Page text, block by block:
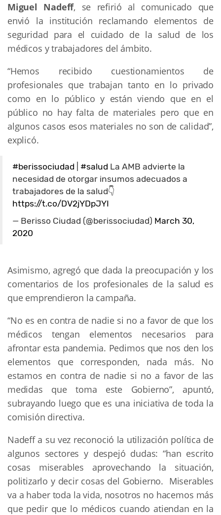
Miguel Nadeff, se refirió al comunicado que
envió la institución reclamando elementos de
seguridad para el cuidado de la salud de los
médicos y trabajadores del ámbito.
“Hemos recibido cuestionamientos de
profesionales que trabajan tanto en lo privado
como en lo público y están viendo que en el
público no hay falta de materiales pero que en
algunos casos esos materiales no son de calidad”,
explicó.
#berissociudad #salud La AMB advierte la
necesidad de otorgar insumos adecuados a
trabajadores de la salud👇
https://t.co/DV2jYDpJYI
— Berisso Ciudad (@berissociudad) March 30,
2020
Asimismo, agregó que dada la preocupación y los
comentarios de los profesionales de la salud es
que emprendieron la campaña.
“No es en contra de nadie si no a favor de que los
médicos tengan elementos necesarios para
afrontar esta pandemia. Pedimos que nos den los
elementos que corresponden, nada más. No
estamos en contra de nadie si no a favor de las
medidas que toma este Gobierno”, apuntó,
subrayando luego que es una iniciativa de toda la
comisión directiva.
Nadeff a su vez reconoció la utilización política de
algunos sectores y despejó dudas: “han escrito
cosas miserables aprovechando la situación,
politizarlo y decir cosas del Gobierno. Miserables
va a haber toda la vida, nosotros no hacemos más
que pedir que lo médicos cuando atiendan en la